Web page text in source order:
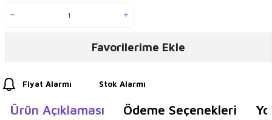
Favorilerime Ekle
Fiyat Alarmı Stok Alarmı
Ürün Açıklaması Ödeme Seçenekleri